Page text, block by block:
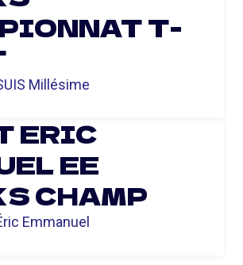
T-
Millésime
ERIC
EE
CHAMP
Emmanuel